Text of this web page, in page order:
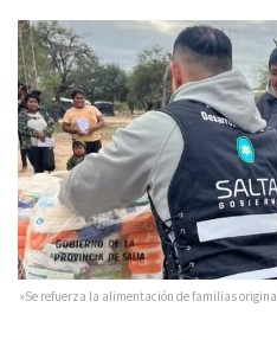
»Se refuerza la alimentación de familias